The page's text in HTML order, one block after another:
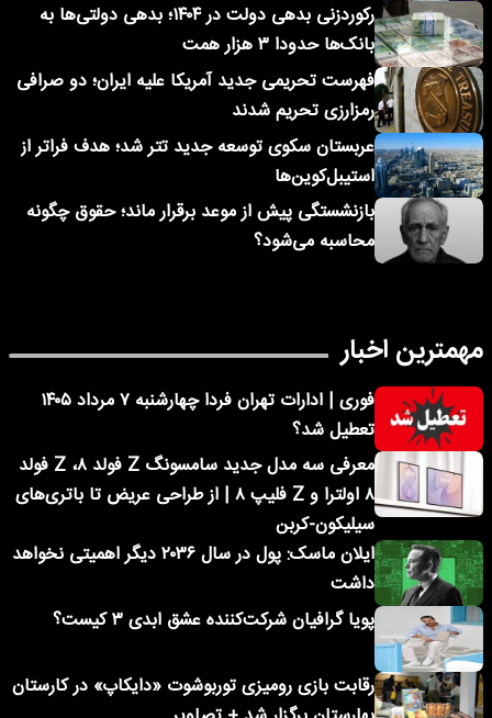
رکوردزنی بدهی دولت در ۱۴۰۴؛ بدهی دولتی‌ها به
بانک‌ها حدودا ۳ هزار همت
فهرست تحریمی جدید آمریکا علیه ایران؛ دو صرافی
رمزارزی تحریم شدند
عربستان سکوی توسعه جدید تتر شد؛ هدف فراتر از
استیبل‌کوین‌ها
بازنشستگی پیش از موعد برقرار ماند؛ حقوق چگونه
محاسبه می‌شود؟
مهمترین اخبار
فوری | ادارات تهران فردا چهارشنبه ۷ مرداد ۱۴۰۵
تعطیل شد؟
معرفی سه مدل جدید سامسونگ Z فولد ۸، Z فولد
۸ اولترا و Z فلیپ ۸ | از طراحی عریض تا باتری‌های
سیلیکون-کربن
ایلان ماسک: پول در سال ۲۰۳۶ دیگر اهمیتی نخواهد
داشت
پویا گرافیان شرکت‌کننده عشق ابدی ۳ کیست؟
رقابت بازی رومیزی توربوشوت «دایکاپ» در کارستان